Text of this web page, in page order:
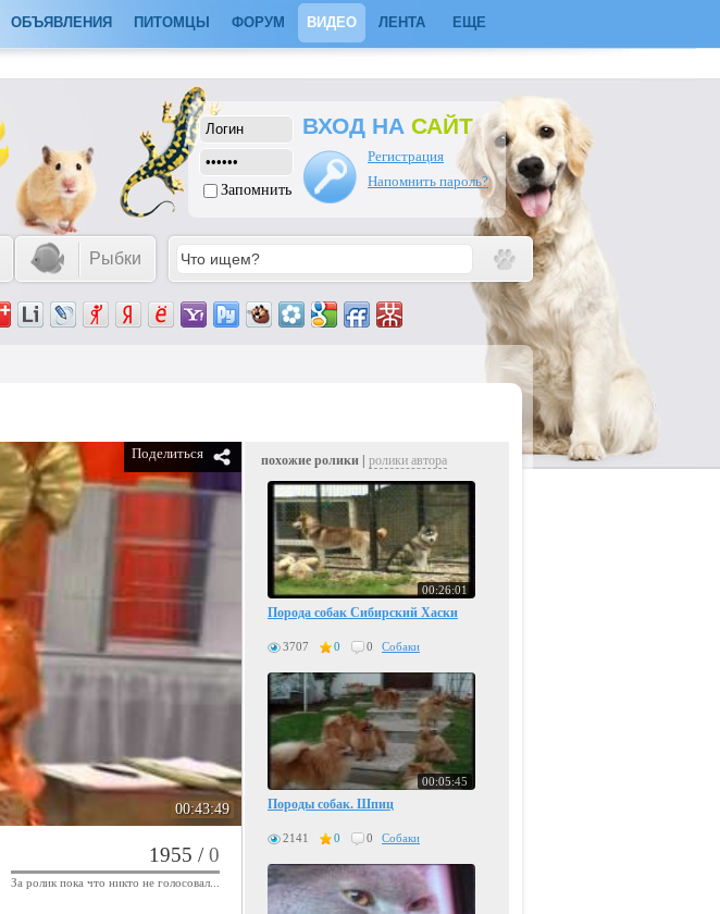
ОБЪЯВЛЕНИЯ ПИТОМЦЫ ФОРУМ ВИДЕО ЛЕНТА ЕЩЕ
Запомнить
ВХОД НА САЙТ
Регистрация
Напомнить пароль?
Рыбки
00:43:49
Поделиться
1955 /0
За ролик пока что никто не голосовал...
похожие ролики | ролики автора
00:26:01
Порода собак Сибирский Хаски
3707 0 0 Собаки
00:05:45
Породы собак. Шпиц
2141 0 0 Собаки